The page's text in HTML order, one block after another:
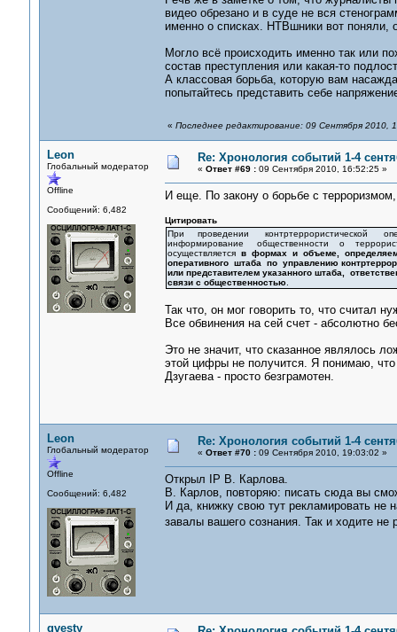
видео обрезано и в суде не вся
именно о списках. НТВшники вот поняли,
Могло всё происходить именно так или
состав преступления или какая-то
А классовая борьба, которую вам
попытайтесь представить себе
« Последнее редактирование: 09 Сентября 2010,
Leon
Глобальный модератор
Offline
Сообщений: 6,482
Re: Хронология событий 1-4
« Ответ #69 :09 Сентября 2010, 16:52:25 »
И еще. По закону о борьбе с
Цитировать
При проведении контртеррористической
информирование общественности о
осуществляется в формах и объеме,
оперативного штаба по управлению
или представителем указанного штаба,
связи с общественностью.
Так что, он мог говорить то, что считал
Все обвинения на сей счет - абсолютно
Это не значит, что сказанное являлось
этой цифры не получится. Я понимаю,
Дзугаева - просто безграмотен.
Leon
Глобальный модератор
Offline
Сообщений: 6,482
Re: Хронология событий 1-4
« Ответ #70 :09 Сентября 2010, 19:03:02 »
Открыл IP В. Карлова.
В. Карлов, повторяю: писать сюда вы
И да, книжку свою тут рекламировать
завалы вашего сознания. Так и ходите не
qvesty